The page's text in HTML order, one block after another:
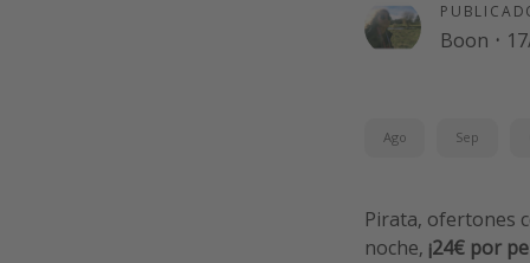
Boon ·
Ago Sep
Pirata, ofertones
noche, ¡24€ por